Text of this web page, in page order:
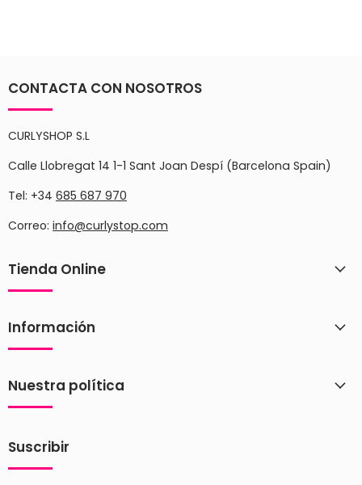
CONTACTA CON NOSOTROS
CURLYSHOP S.L
Calle Llobregat 14 1-1 Sant Joan Despí (Barcelona Spain)
Tel: +34 685 687 970
Correo: info@curlystop.com
Tienda Online
Información
Nuestra política
Suscribir